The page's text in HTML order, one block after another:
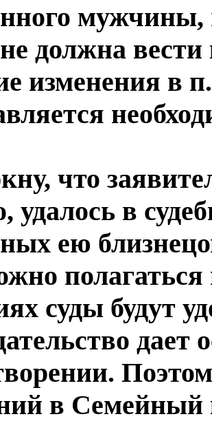
должна
изменения в
что
удалось в
ею
суды будут
дает
в Семейный